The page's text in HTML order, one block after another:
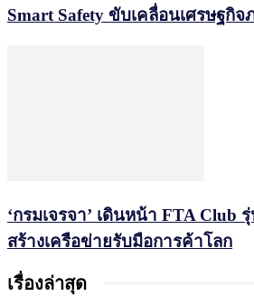
Smart Safety ขับเคลื่อนเศรษฐกิจ
‘กรมเจรจา’ เดินหน้า FTA Club
สร้างเครือข่ายรับมือการค้าโลก
เรื่องล่าสุด